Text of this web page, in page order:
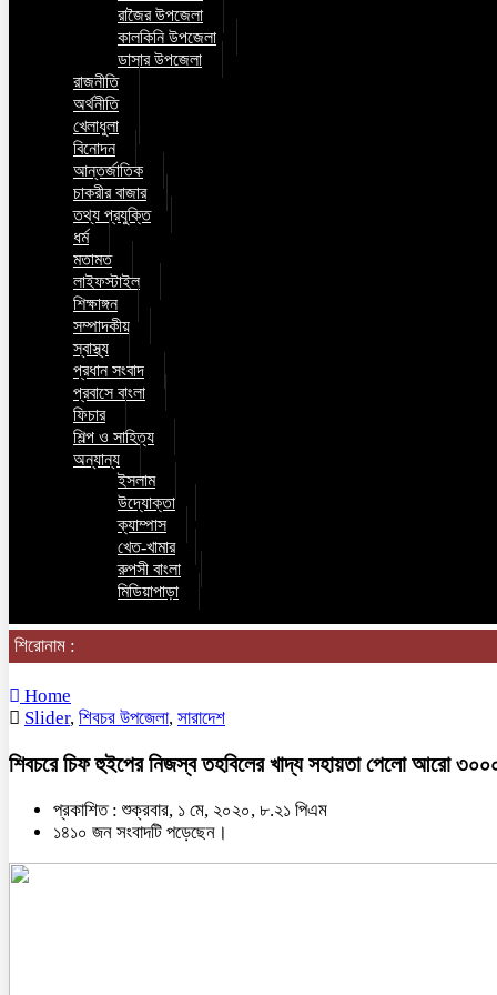
রাজৈর উপজেলা
কালকিনি উপজেলা
ডাসার উপজেলা
রাজনীতি
অর্থনীতি
খেলাধুলা
বিনোদন
আন্তর্জাতিক
চাকরীর বাজার
তথ্য প্রযুক্তি
ধর্ম
মতামত
লাইফস্টাইল
শিক্ষাঙ্গন
সম্পাদকীয়
স্বাস্থ্য
প্রধান সংবাদ
প্রবাসে বাংলা
ফিচার
শিল্প ও সাহিত্য
অন্যান্য
ইসলাম
উদ্যোক্তা
ক্যাম্পাস
খেত-খামার
রুপসী বাংলা
মিডিয়াপাড়া
শিরোনাম :
Home
Slider, শিবচর উপজেলা, সারাদেশ
শিবচরে চিফ হুইপের নিজস্ব তহবিলের খাদ্য সহায়তা পেলো আরো
প্রকাশিত : শুক্রবার, ১ মে, ২০২০, ৮.২১ পিএম
১৪১০ জন সংবাদটি পড়েছেন।